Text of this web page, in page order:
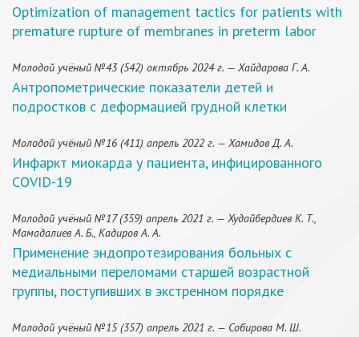
Optimization of management tactics for patients with
premature rupture of membranes in preterm labor
Молодой учёный №43 (542) октябрь 2024 г. — Хайдарова Г. А.
Антропометрические показатели детей и
подростков с деформацией грудной клетки
Молодой учёный №16 (411) апрель 2022 г. — Хамидов Д. А.
Инфаркт миокарда у пациента, инфицированного
COVID-19
Молодой учёный №17 (359) апрель 2021 г. — Худайбердиев К. Т.,
Мамадалиев А. Б., Кадиров А. А.
Применение эндопротезирования больных с
медиальными переломами старшей возрастной
группы, поступивших в экстренном порядке
Молодой учёный №15 (357) апрель 2021 г. — Собирова М. Ш.